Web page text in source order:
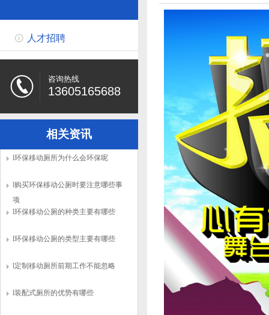
人才招聘
咨询热线
13605165688
相关资讯
l环保移动厕所为什么会环保呢
l购买环保移动公厕时要注意哪些事
项
l环保移动公厕的种类主要有哪些
l环保移动公厕的类型主要有哪些
l定制移动厕所前期工作不能忽略
l装配式厕所的优势有哪些